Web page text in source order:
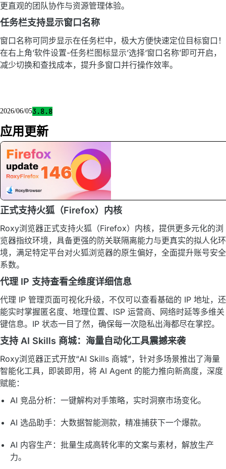
更直观的团队协作与资源管理体验。
任务栏支持显示窗口名称
窗口名称可同步显示在任务栏中，极大方便快速定位目标窗口！
在右上角‘软件设置-任务栏图标显示’选择‘窗口名称’即可开启，
减少切换和查找成本，提升多窗口并行操作效率。
2026/06/053.8.8
应用更新
正式支持火狐（Firefox）内核
Roxy浏览器正式支持火狐（Firefox）内核，提供更多元化的浏
览器指纹环境，具备更强的防关联隔离能力与更真实的拟人化环
境，满足特定平台对火狐浏览器的原生偏好，全面提升账号安全
系数。
代理 IP 支持查看全维度详细信息
代理 IP 管理页面可视化升级，不仅可以查看基础的 IP 地址，还
能实时掌握匿名度、地理位置、ISP 运营商、网络时延等多维关
键信息。IP 状态一目了然，确保每一次隐私出海都尽在掌控。
支持 AI Skills 商城：海量自动化工具震撼来袭
Roxy浏览器正式开放“AI Skills 商城”，针对多场景推出了海量
智能化工具，即装即用，将 AI Agent 的能力推向新高度，深度
赋能：
AI 竞品分析：一键解构对手策略，实时洞察市场变化。
AI 选品助手：大数据智能测款，精准捕获下一个爆款。
AI 内容生产：批量生成高转化率的文案与素材，解放生产
力。